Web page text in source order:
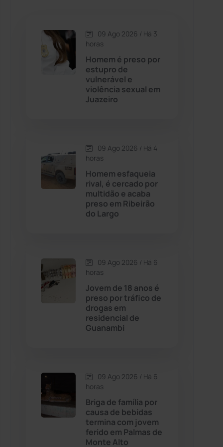
Caetité (1504)
Candiba (157)
Cândido Sales (121)
Caturama
Chapada Diamantina
Cordeiros
Érico Cardoso
Esportes
09 Ago 2026 / Há 3
horas
Homem é preso por
estupro de
vulnerável e
violência sexual em
Juazeiro
09 Ago 2026 / Há 4
horas
Homem esfaqueia
rival, é cercado por
multidão e acaba
preso em Ribeirão
do Largo
09 Ago 2026 / Há 6
horas
Jovem de 18 anos é
preso por tráfico de
drogas em
residencial de
Guanambi
09 Ago 2026 / Há 6
horas
Briga de família por
causa de bebidas
termina com jovem
ferido em Palmas de
Monte Alto